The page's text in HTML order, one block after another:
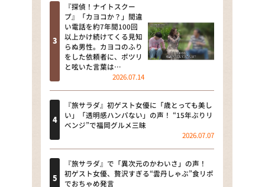
本日はダイアンなり！シーズン２
朝だ！生です旅サラダ
教えて！ニュースライブ 正義の
ミカタ
ＬＩＦＥ～夢のカタチ～
新婚さんいらっしゃい！
ザキ山小屋本館
『探偵！ナイトスクー
プ』「カヨコか？」間違
い電話を約7年間100回
以上かけ続けてくる見知
らぬ男性。カヨコのふり
をした依頼者に、ポツリ
と呟いた言葉は…
2026.07.14
『旅サラダ』初ゲスト女優に「歳とっても美し
い」「透明感ハンパない」の声！ “15年ぶりリ
ベンジ”で福岡グルメ三昧
2026.07.07
『旅サラダ』で「異次元のかわいさ」の声！
初ゲスト女優、贅沢すぎる“雲丹しゃぶ”食リポ
でおちゃめ発言